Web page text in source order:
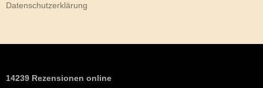
Datenschutzerklärung
14239 Rezensionen online